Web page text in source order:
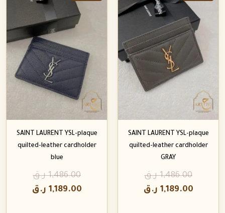
SAINT LAURENT YSL-plaque
quilted-leather cardholder
GRAY
1,486.00 ر.ق
1,189.00 ر.ق
SAINT LAURENT YSL-plaque
quilted-leather cardholder
blue
1,486.00 ر.ق
1,189.00 ر.ق